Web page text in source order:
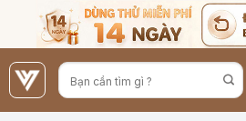
nội
dung